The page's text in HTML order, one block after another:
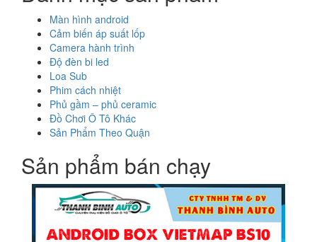
Màn hình android
Cảm biến áp suất lốp
Camera hành trình
Độ đèn bi led
Loa Sub
Phim cách nhiệt
Phủ gầm – phủ ceramic
Đồ Chơi Ô Tô Khác
Sản Phẩm Theo Quận
Sản phẩm bán chạy